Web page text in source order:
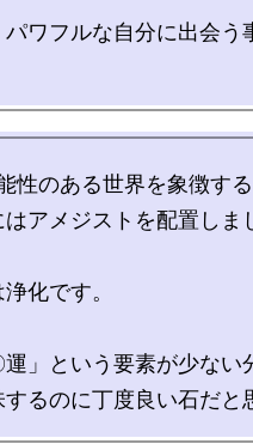
パワフルな自分に出会う
性のある世界を象徴す
はアメジストを配置しま
化です。
」という要素が少ない